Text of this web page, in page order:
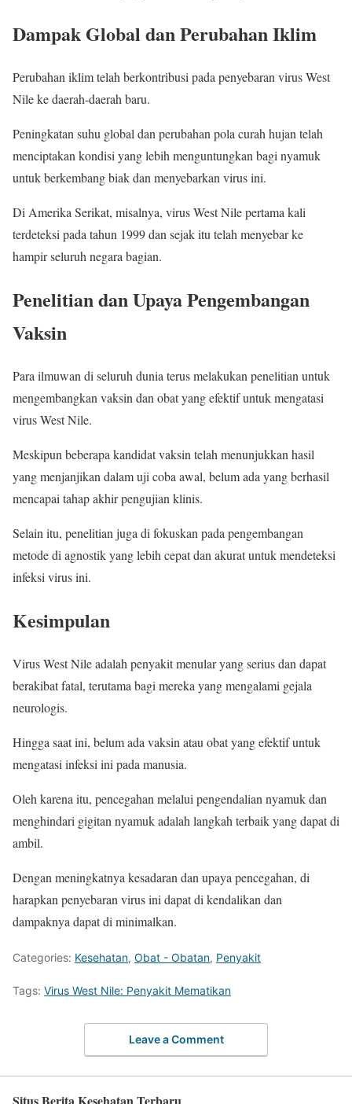
Dampak Global dan Perubahan Iklim
Perubahan iklim telah berkontribusi pada penyebaran virus West
Nile ke daerah-daerah baru.
Peningkatan suhu global dan perubahan pola curah hujan telah
menciptakan kondisi yang lebih menguntungkan bagi nyamuk
untuk berkembang biak dan menyebarkan virus ini.
Di Amerika Serikat, misalnya, virus West Nile pertama kali
terdeteksi pada tahun 1999 dan sejak itu telah menyebar ke
hampir seluruh negara bagian.
Penelitian dan Upaya Pengembangan
Vaksin
Para ilmuwan di seluruh dunia terus melakukan penelitian untuk
mengembangkan vaksin dan obat yang efektif untuk mengatasi
virus West Nile.
Meskipun beberapa kandidat vaksin telah menunjukkan hasil
yang menjanjikan dalam uji coba awal, belum ada yang berhasil
mencapai tahap akhir pengujian klinis.
Selain itu, penelitian juga di fokuskan pada pengembangan
metode di agnostik yang lebih cepat dan akurat untuk mendeteksi
infeksi virus ini.
Kesimpulan
Virus West Nile adalah penyakit menular yang serius dan dapat
berakibat fatal, terutama bagi mereka yang mengalami gejala
neurologis.
Hingga saat ini, belum ada vaksin atau obat yang efektif untuk
mengatasi infeksi ini pada manusia.
Oleh karena itu, pencegahan melalui pengendalian nyamuk dan
menghindari gigitan nyamuk adalah langkah terbaik yang dapat di
ambil.
Dengan meningkatnya kesadaran dan upaya pencegahan, di
harapkan penyebaran virus ini dapat di kendalikan dan
dampaknya dapat di minimalkan.
Categories: Kesehatan, Obat - Obatan, Penyakit
Tags: Virus West Nile: Penyakit Mematikan
Leave a Comment